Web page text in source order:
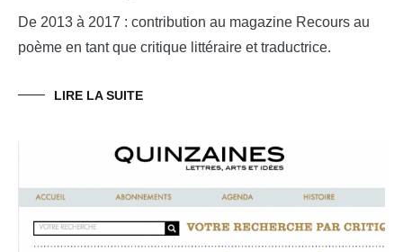
De 2013 à 2017 : contribution au magazine Recours au
poème en tant que critique littéraire et traductrice.
LIRE LA SUITE